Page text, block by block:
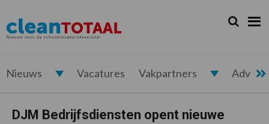
de
hoofdnavigatie
de
hoofd
de
eerste
de
voettekst
Cleantotaal.nl
Het
laatste
voor
schoonmaak
Zoeken...
Zoek
Nieuws Vacatures Vakpartners
DJM Bedrijfsdiensten opent nieuwe